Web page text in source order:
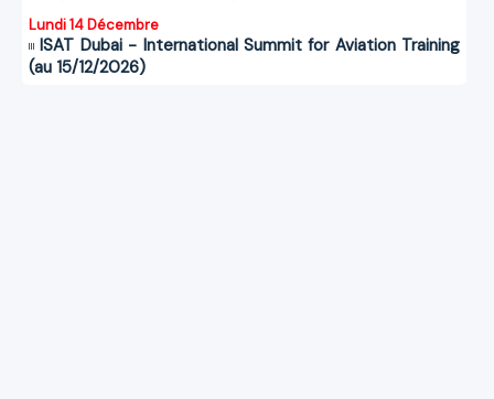
Lundi 14 Décembre
ISAT Dubai - International Summit for Aviation Training
(au 15/12/2026)